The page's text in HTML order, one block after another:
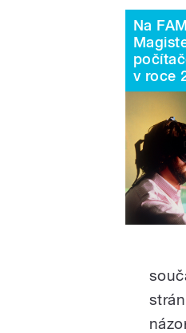
Na
v roce